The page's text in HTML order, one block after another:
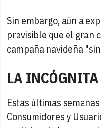
Sin embargo, aún a
previsible que el gran
campaña navideña
LA INCÓGNITA
Estas últimas
Consumidores y